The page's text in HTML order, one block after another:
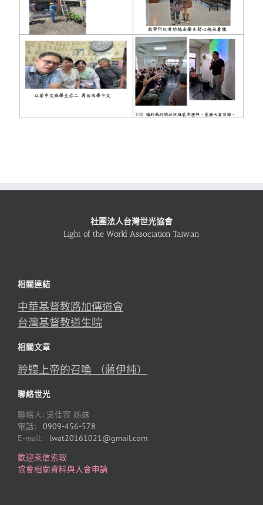
社團法人台灣世光協會
Light of the World Association Taiwan
相關連結
中華基督教路加傳道會
台灣基督教道生院
相關文章
聆聽上帝的召喚 （蔣伊純）
聯絡世光
聯絡人: 吳佳容 姊妹
電話: 0909-456-578
E-mail: lwat20161021@gmail.com
歡迎來信索取
協會相關資料與入會申請